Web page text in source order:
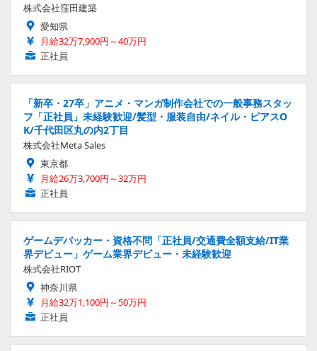
株式会社窪田建築
愛知県
月給32万7,900円～40万円
正社員
「新卒・27卒」アニメ・マンガ制作会社での一般事務スタッ
フ「正社員」未経験歓迎/髪型・服装自由/ネイル・ピアスO
K/千代田区丸の内2丁目
株式会社Meta Sales
東京都
月給26万3,700円～32万円
正社員
ゲームデバッカー・資格不問「正社員/交通費全額支給/IT業
界デビュー」ゲーム業界デビュー・未経験歓迎
株式会社RIOT
神奈川県
月給32万1,100円～50万円
正社員